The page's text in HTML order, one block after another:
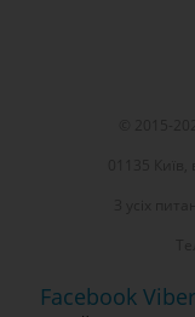
Facebook Viber